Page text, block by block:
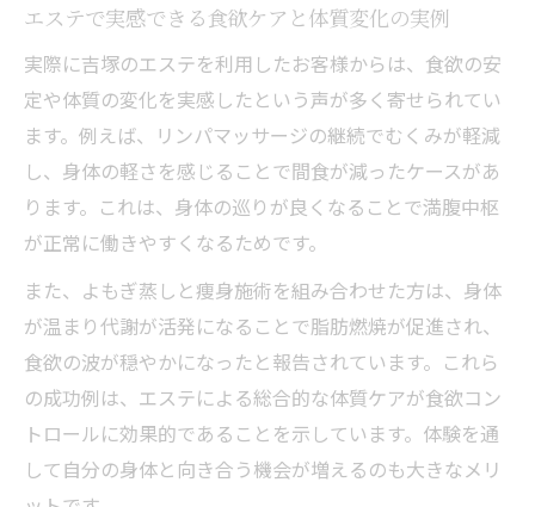
美ボディ目指す人のためのエステ体験記
エステ体験で変わる食欲と身体のリアルな
声
食欲管理に成功したエステ利用者の体験談
体験記で語るエステによる体型変化の実感
食欲に左右されない美ボディ作りの工夫
エステで学ぶ食欲との向き合い方と意識改
革
エステで実感できる食欲ケアと体質変化の実例
実際に吉塚のエステを利用したお客様からは、食欲の安
定や体質の変化を実感したという声が多く寄せられてい
ます。例えば、リンパマッサージの継続でむくみが軽減
し、身体の軽さを感じることで間食が減ったケースがあ
ります。これは、身体の巡りが良くなることで満腹中枢
が正常に働きやすくなるためです。
また、よもぎ蒸しと痩身施術を組み合わせた方は、身体
が温まり代謝が活発になることで脂肪燃焼が促進され、
食欲の波が穏やかになったと報告されています。これら
の成功例は、エステによる総合的な体質ケアが食欲コン
トロールに効果的であることを示しています。体験を通
して自分の身体と向き合う機会が増えるのも大きなメリ